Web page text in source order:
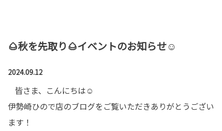
🌰秋を先取り🌰イベントのお知らせ☺
2024.09.12
皆さま、こんにちは☺
伊勢崎ひので店のブログをご覧いただきありがとうござい
ます！